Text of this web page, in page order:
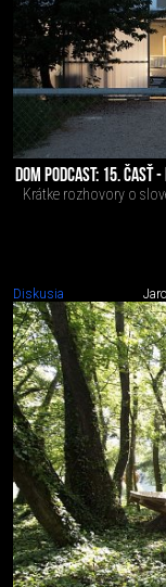
DOM PODCAST: 15. ČASŤ
Krátke rozhovory o
Diskusia